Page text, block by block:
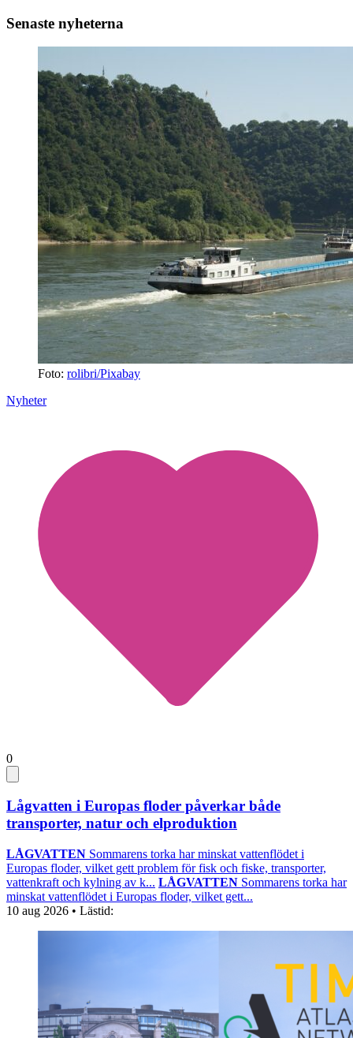
Senaste nyheterna
Foto: rolibri/Pixabay
Nyheter
0
Lågvatten i Europas floder påverkar både
transporter, natur och elproduktion
LÅGVATTEN Sommarens torka har minskat vattenflödet i
Europas floder, vilket gett problem för fisk och fiske, transporter,
vattenkraft och kylning av k... LÅGVATTEN Sommarens torka har
minskat vattenflödet i Europas floder, vilket gett...
10 aug 2026 • Lästid: